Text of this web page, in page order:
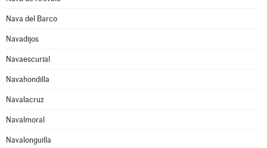
Nava del Barco
Navadijos
Navaescurial
Navahondilla
Navalacruz
Navalmoral
Navalonguilla